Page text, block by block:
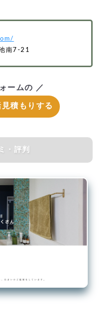
南7-21
ームの ／
見積もりする
・評判